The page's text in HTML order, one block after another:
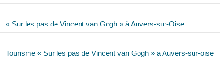
« Sur les pas de Vincent van Gogh » à Auvers-sur-Oise
Tourisme « Sur les pas de Vincent van Gogh » à Auvers-sur-oise